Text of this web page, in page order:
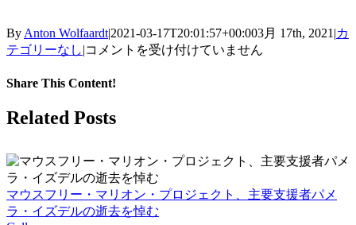
ByAnton Wolfaardt|2021-03-17T20:01:57+00:003月 17th, 2021|カ
テゴリーなし|マ
オ
島
鳥
を
守
る。
コメントを受け付けていません
Share This Content!
Facebook
X
LinkedIn
WhatsApp
Tumblr
Pinterest
Email
Related Posts
マウスフリー・マリオン・プロジェクト、主要支援者パメ
ラ・イズデルの逝去を悼む